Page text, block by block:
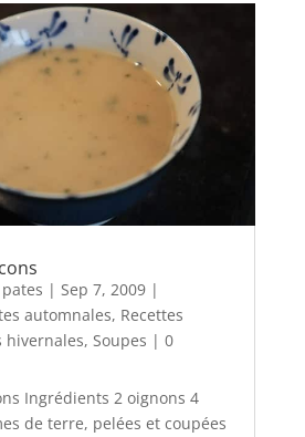
| Sep 7, 2009|
automnales, Recettes
hivernales, Soupes | 0
Ingrédients 2 oignons 4
de terre, pelées et coupées